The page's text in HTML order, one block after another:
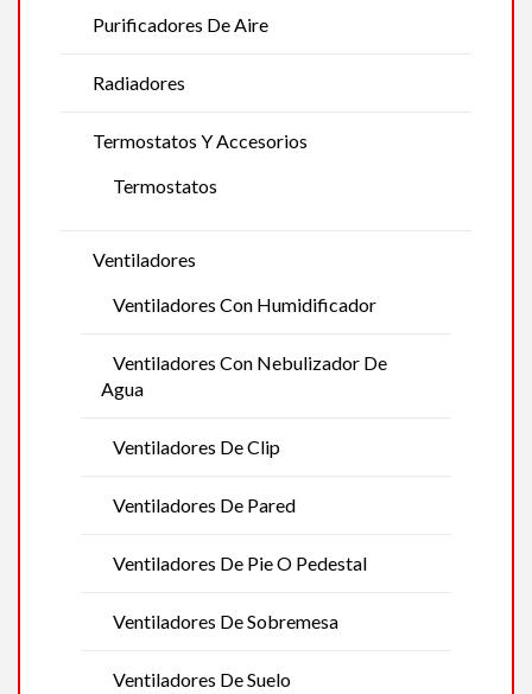
Purificadores De Aire
Radiadores
Termostatos Y Accesorios
Termostatos
Ventiladores
Ventiladores Con Humidificador
Ventiladores Con Nebulizador De
Agua
Ventiladores De Clip
Ventiladores De Pared
Ventiladores De Pie O Pedestal
Ventiladores De Sobremesa
Ventiladores De Suelo